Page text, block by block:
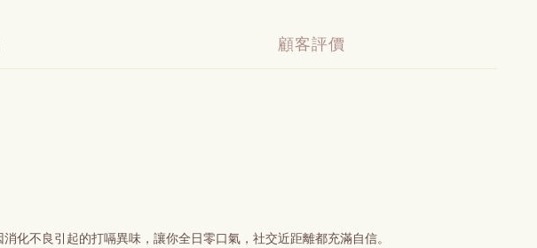
顧客評價
不良引起的打嗝異味，讓你全日零口氣，社交近距離都充滿自信。